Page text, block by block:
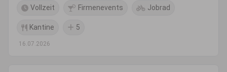
Vollzeit Firmenevents Jobrad
Kantine 5
16.07.2026